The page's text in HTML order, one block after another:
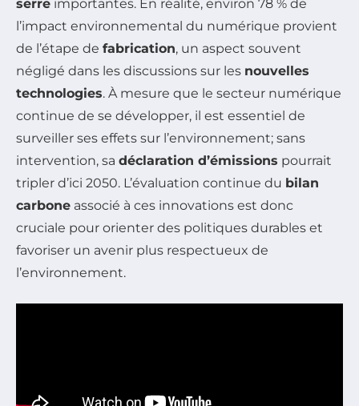
serre importantes. En réalité, environ 78 % de
l’impact environnemental du numérique provient
de l’étape de fabrication, un aspect souvent
négligé dans les discussions sur les nouvelles
technologies. À mesure que le secteur numérique
continue de se développer, il est essentiel de
surveiller ses effets sur l’environnement; sans
intervention, sa déclaration d’émissions pourrait
tripler d’ici 2050. L’évaluation continue du bilan
carbone associé à ces innovations est donc
cruciale pour orienter des politiques durables et
favoriser un avenir plus respectueux de
l’environnement.